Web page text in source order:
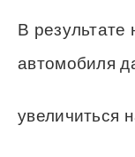
В
автомобиля
увеличиться